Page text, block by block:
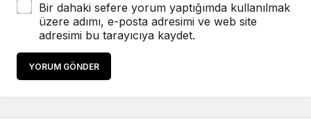
Bir dahaki sefere yorum yaptığımda kullanılmak
üzere adımı, e-posta adresimi ve web site
adresimi bu tarayıcıya kaydet.
YORUM GÖNDER